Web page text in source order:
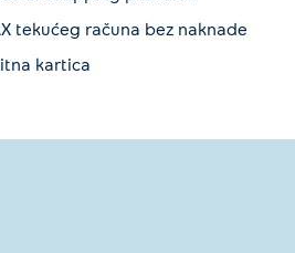
tekućeg računa bez naknade
kartica